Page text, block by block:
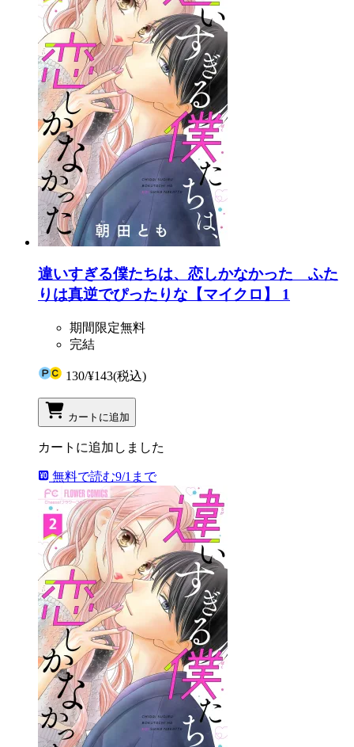
違いすぎる僕たちは、恋しかなかった ふた
りは真逆でぴったりな【マイクロ】 1
期間限定無料
完結
130/¥143(税込)
カートに追加
カートに追加しました
無料で読む9/1まで